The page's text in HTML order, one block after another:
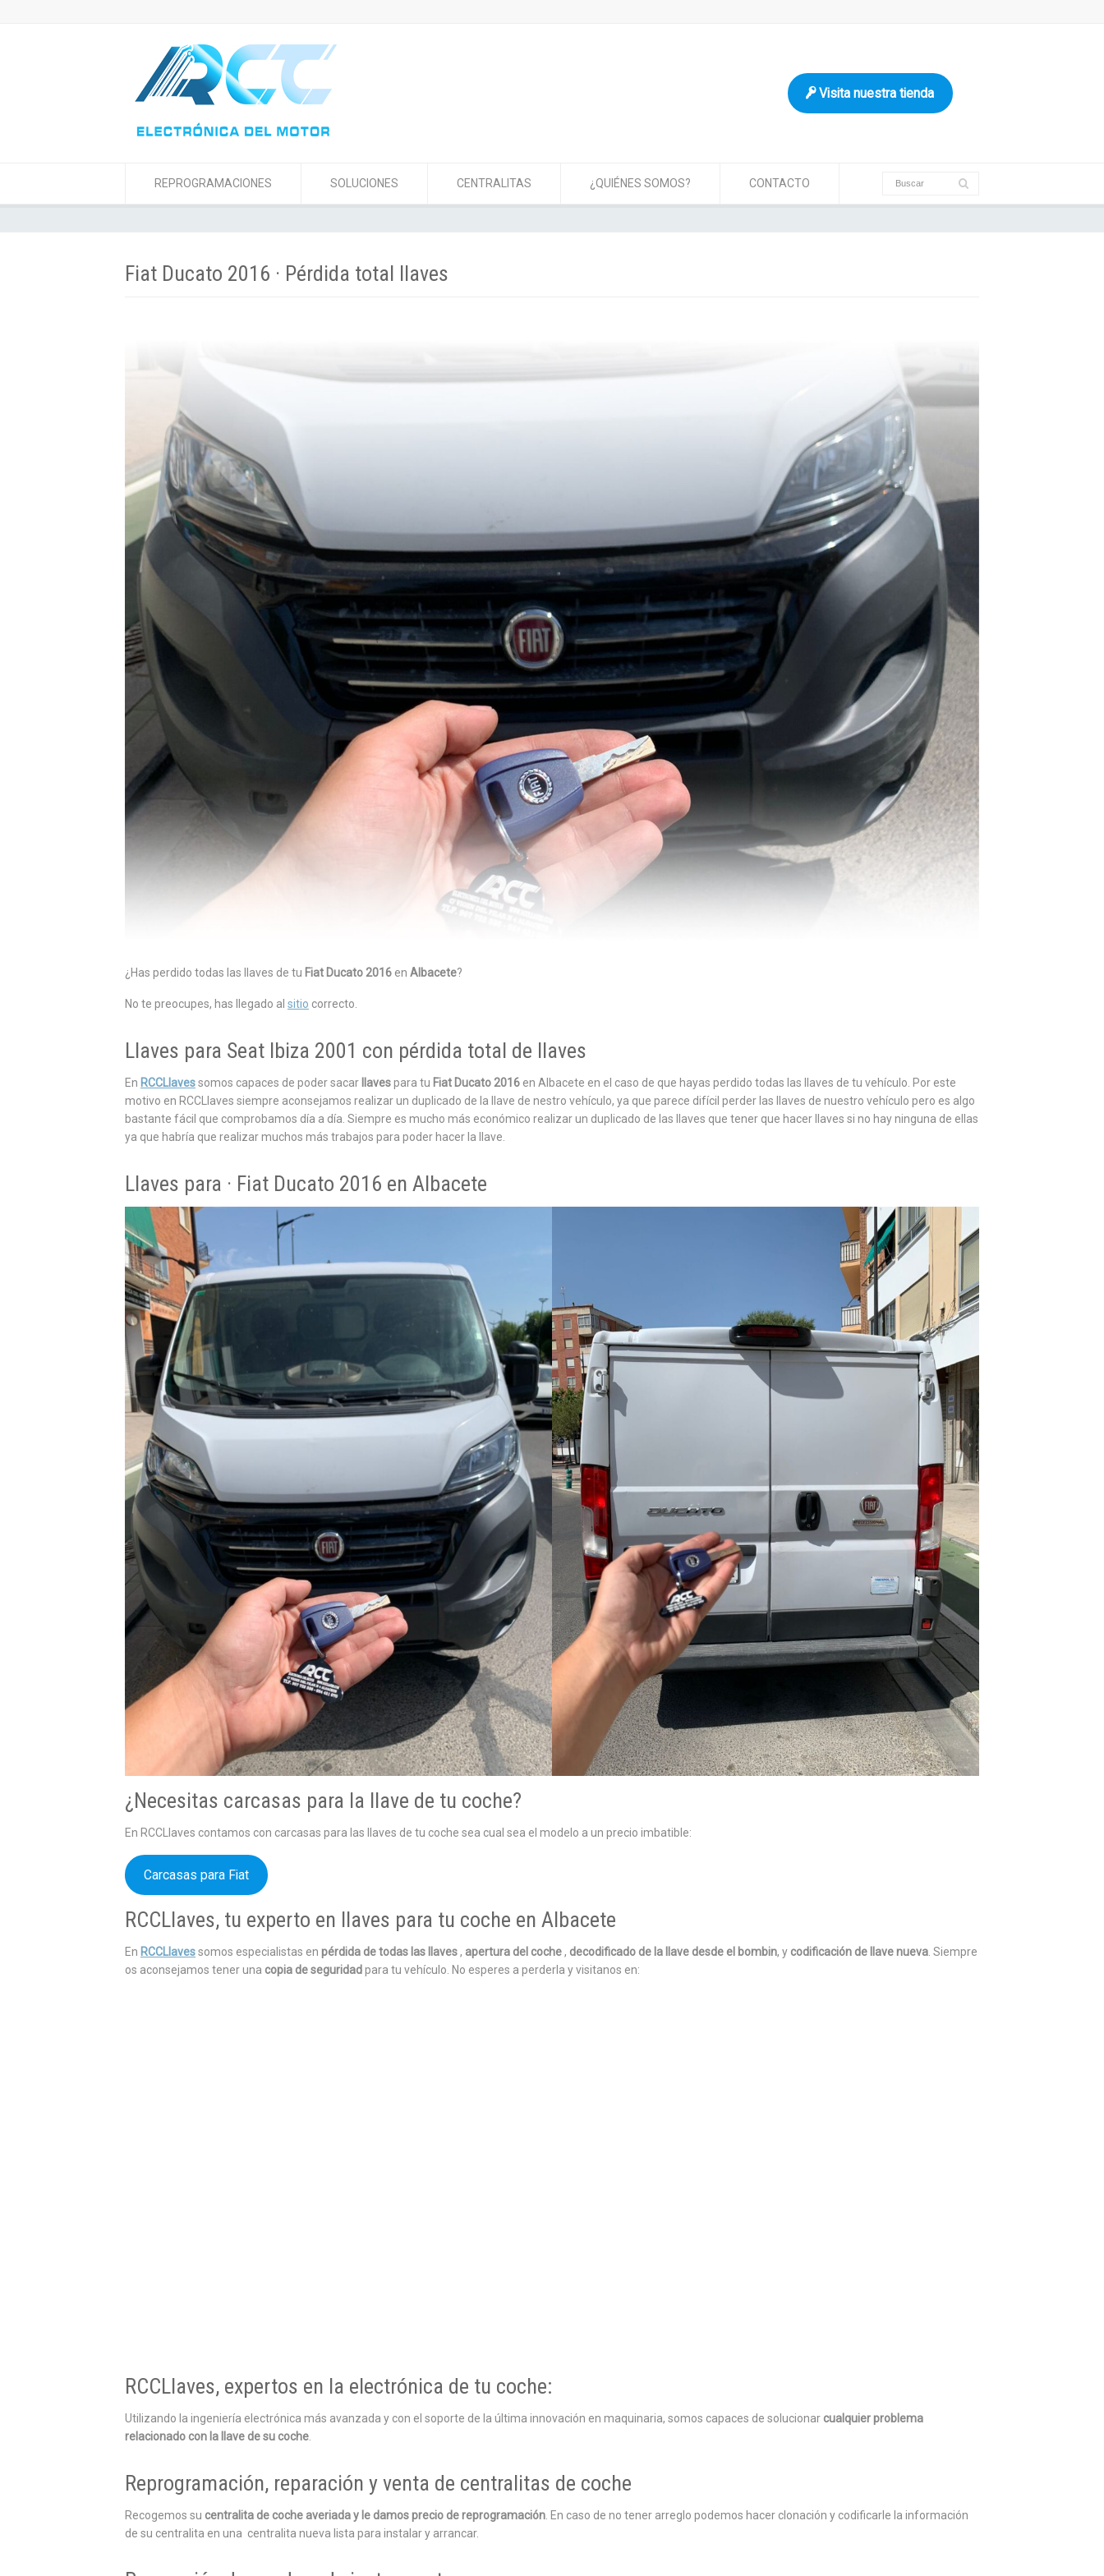
Visita nuestra tienda
REPROGRAMACIONES SOLUCIONES CENTRALITAS ¿QUIÉNES SOMOS? CONTACTO
Fiat Ducato 2016 · Pérdida total llaves
¿Has perdido todas las llaves de tu Fiat Ducato 2016 en Albacete?
No te preocupes, has llegado al sitio correcto.
Llaves para Seat Ibiza 2001 con pérdida total de llaves
En RCCLlavessomos capaces de poder sacar llavespara tu Fiat Ducato 2016 en Albacete en el caso de que hayas perdido todas las llaves de tu vehículo. Por este
motivo en RCCLlaves siempre aconsejamos realizar un duplicado de la llave de nestro vehículo, ya que parece difícil perder las llaves de nuestro vehículo pero es algo
bastante fácil que comprobamos día a día. Siempre es mucho más económico realizar un duplicado de las llaves que tener que hacer llaves si no hay ninguna de ellas
ya que habría que realizar muchos más trabajos para poder hacer la llave.
Llaves para · Fiat Ducato 2016 en Albacete
¿Necesitas carcasas para la llave de tu coche?
En RCCLlaves contamos con carcasas para las llaves de tu coche sea cual sea el modelo a un precio imbatible:
Carcasas para Fiat
RCCLlaves, tu experto en llaves para tu coche en Albacete
En RCCLlavessomos especialistas en pérdida de todas las llaves, apertura del coche, decodificado de la llave desde el bombin, y codificación de llave nueva. Siempre
os aconsejamos tener una copia de seguridadpara tu vehículo. No esperes a perderla y visitanos en:
RCCLlaves, expertos en la electrónica de tu coche:
Utilizando la ingeniería electrónica más avanzada y con el soporte de la última innovación en maquinaria, somos capaces de solucionar cualquier problema
relacionado con la llave de su coche.
Reprogramación, reparación y venta de centralitas de coche
Recogemos su centralita de coche averiada y le damos precio de reprogramación. En caso de no tener arreglo podemos hacer clonación y codificarle la información
de su centralita en una centralita nueva lista para instalar y arrancar.